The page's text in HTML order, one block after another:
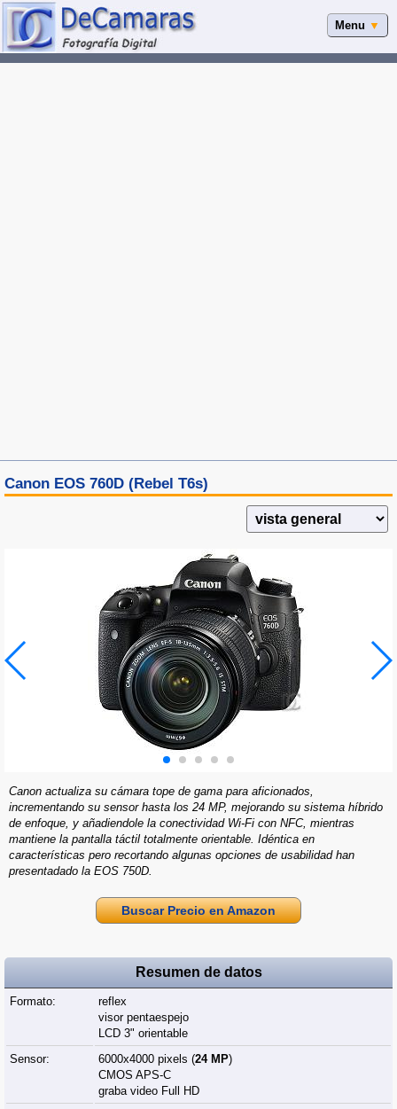
Menu ▼
Canon EOS 760D (Rebel T6s)
Canon actualiza su cámara tope de gama para aficionados,
incrementando su sensor hasta los 24 MP, mejorando su sistema híbrido
de enfoque, y añadiendole la conectividad Wi-Fi con NFC, mientras
mantiene la pantalla táctil totalmente orientable. Idéntica en
características pero recortando algunas opciones de usabilidad han
presentadado la EOS 750D.
Buscar Precio en Amazon
Resumen de datos
Formato:
reflex
visor pentaespejo
LCD 3" orientable
Sensor:
6000x4000 pixels (24 MP)
CMOS APS-C
graba video Full HD